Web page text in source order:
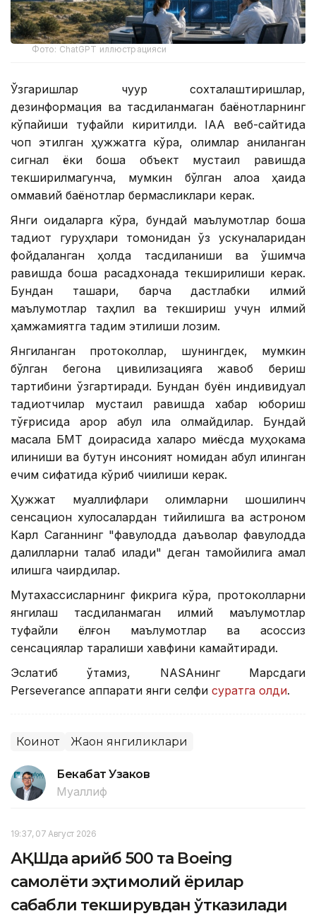
Фото: СhatGPT иллюстрацияси
Ўзгаришлар чуқур сохталаштиришлар,
дезинформация ва тасдиқланмаган баёнотларнинг
кўпайиши туфайли киритилди. IAA веб-сайтида
чоп этилган ҳужжатга кўра, олимлар аниқланган
сигнал ёки бошқа объект мустақил равишда
текширилмагунча, мумкин бўлган алоқа ҳақида
оммавий баёнотлар бермасликлари керак.
Янги қоидаларга кўра, бундай маълумотлар бошқа
тадқиқот гуруҳлари томонидан ўз ускуналаридан
фойдаланган ҳолда тасдиқланиши ва қўшимча
равишда бошқа расадхонада текширилиши керак.
Бундан ташқари, барча дастлабки илмий
маълумотлар таҳлил ва текшириш учун илмий
ҳамжамиятга тақдим этилиши лозим.
Янгиланган протоколлар, шунингдек, мумкин
бўлган бегона цивилизацияга жавоб бериш
тартибини ўзгартиради. Бундан буён индивидуал
тадқиқотчилар мустақил равишда хабар юбориш
тўғрисида қарор қабул қила олмайдилар. Бундай
масала БМТ доирасида халқаро миқёсда муҳокама
қилиниши ва бутун инсоният номидан қабул қилинган
ечим сифатида кўриб чиқилиши керак.
Ҳужжат муаллифлари олимларни шошилинч
сенсацион хулосалардан тийилишга ва астроном
Карл Саганнинг "фавқулодда даъволар фавқулодда
далилларни талаб қилади" деган тамойилига амал
қилишга чақирдилар.
Мутахассисларнинг фикрига кўра, протоколларни
янгилаш тасдиқланмаган илмий маълумотлар
туфайли ёлғон маълумотлар ва асоссиз
сенсациялар тарқалиши хавфини камайтиради.
Эслатиб ўтамиз, NASAнинг Марсдаги
Perseverance аппарати янги селфи суратга олди.
Коинот Жаҳон янгиликлари
Бекабат Узаков
Муаллиф
19:37, 07 Август 2026
АҚШда қарийб 500 та Boeing
самолёти эҳтимолий ёриқлар
сабабли текширувдан ўтказилади